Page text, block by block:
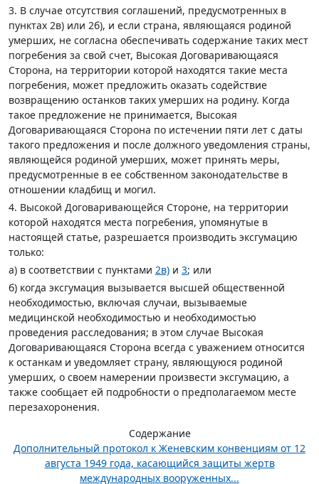
3. В случае отсутствия соглашений, предусмотренных в
пунктах 2в) или 2б), и если страна, являющаяся родиной
умерших, не согласна обеспечивать содержание таких мест
погребения за свой счет, Высокая Договаривающаяся
Сторона, на территории которой находятся такие места
погребения, может предложить оказать содействие
возвращению останков таких умерших на родину. Когда
такое предложение не принимается, Высокая
Договаривающаяся Сторона по истечении пяти лет с даты
такого предложения и после должного уведомления страны,
являющейся родиной умерших, может принять меры,
предусмотренные в ее собственном законодательстве в
отношении кладбищ и могил.
4. Высокой Договаривающейся Стороне, на территории
которой находятся места погребения, упомянутые в
настоящей статье, разрешается производить эксгумацию
только:
а) в соответствии с пунктами 2в) и 3; или
б) когда эксгумация вызывается высшей общественной
необходимостью, включая случаи, вызываемые
медицинской необходимостью и необходимостью
проведения расследования; в этом случае Высокая
Договаривающаяся Сторона всегда с уважением относится
к останкам и уведомляет страну, являющуюся родиной
умерших, о своем намерении произвести эксгумацию, а
также сообщает ей подробности о предполагаемом месте
перезахоронения.
Содержание
Дополнительный протокол к Женевским конвенциям от 12
августа 1949 года, касающийся защиты жертв
международных вооруженных...